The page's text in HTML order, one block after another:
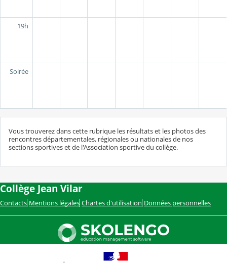
19h
Soirée
Vous trouverez dans cette rubrique les résultats et les photos des
rencontres départementales, régionales ou nationales de nos
sections sportives et de l'Association sportive du collège.
Collège Jean Vilar
Contacts Mentions légales Chartes d'utilisation Données personnelles